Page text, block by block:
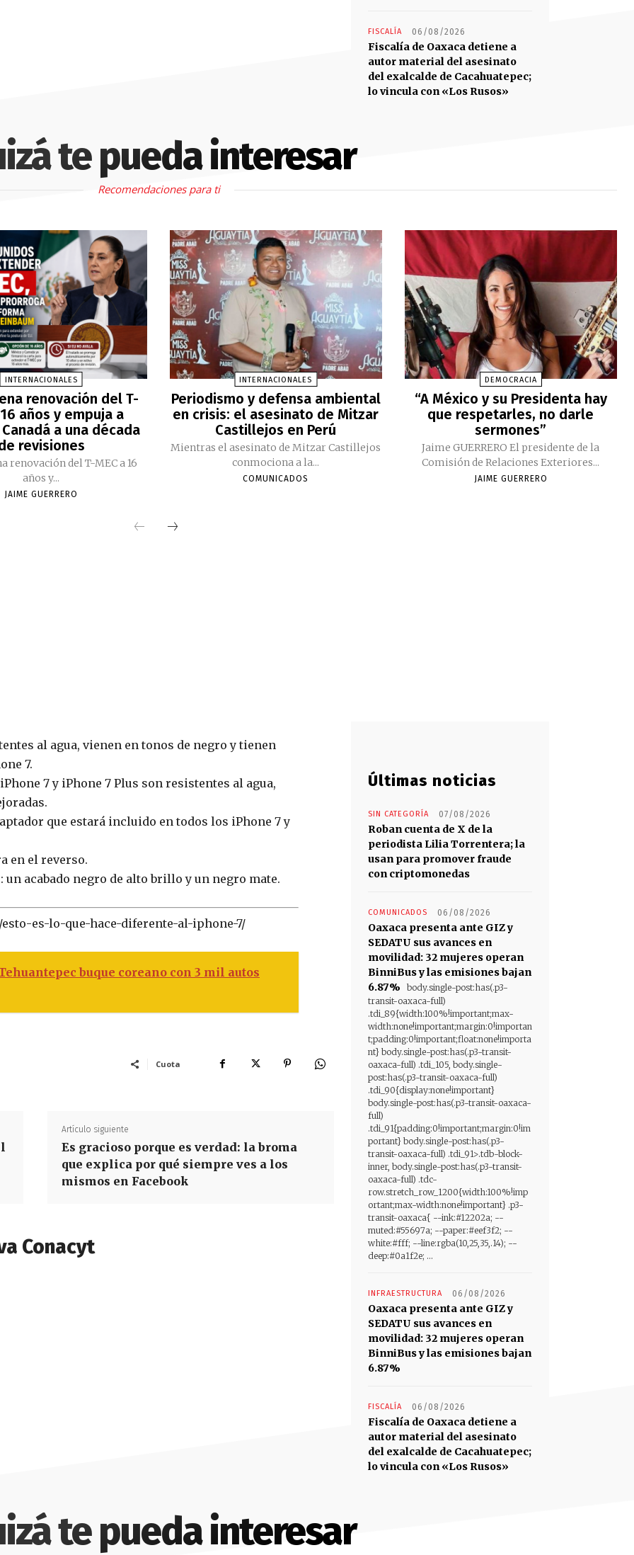
FISCALÍA 06/08/2026
Fiscalía de Oaxaca detiene a
autor material del asesinato
del exalcalde de Cacahuatepec;
lo vincula con «Los Rusos»
te pueda interesar
Recomendaciones para ti
INTERNACIONALES
renovación del T-
16 años y empuja a
a una década
revisiones
renovación del T-MEC a 16
años y...
JAIME GUERRERO
INTERNACIONALES
Periodismo y defensa ambiental
en crisis: el asesinato de Mitzar
Castillejos en Perú
Mientras el asesinato de Mitzar Castillejos
conmociona a la...
COMUNICADOS
DEMOCRACIA
“A México y su Presidenta hay
que respetarles, no darle
sermones”
Jaime GUERRERO El presidente de la
Comisión de Relaciones Exteriores...
JAIME GUERRERO